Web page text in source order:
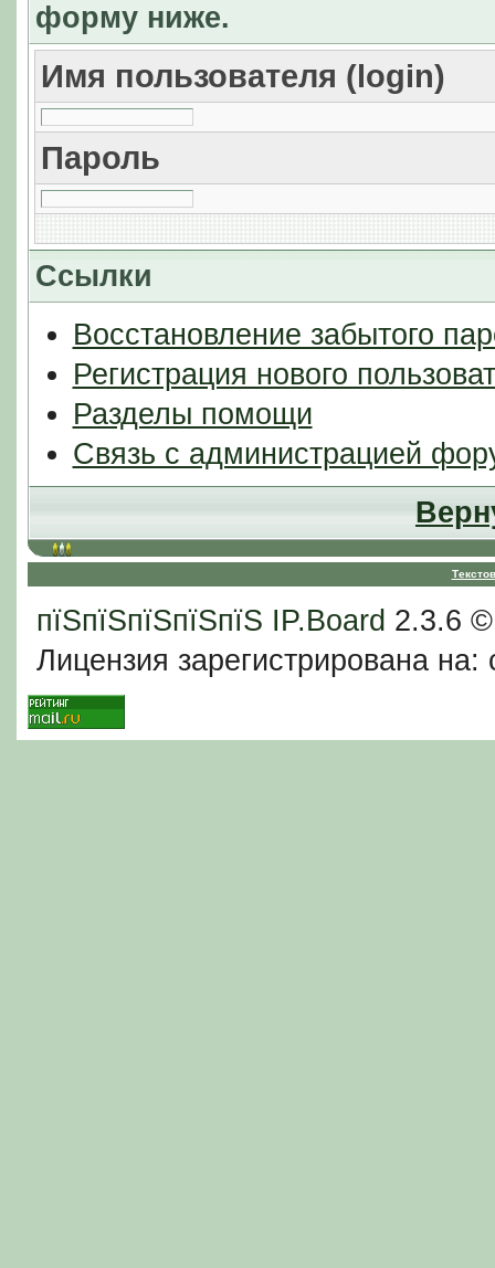
форму ниже.
Имя пользователя (login)
Пароль
Ссылки
Восстановление забытого
Регистрация нового
Разделы помощи
Связь с администрацией
пїЅпїЅпїЅпїЅпїЅ IP.Board 2.3.6
Лицензия зарегистрирована